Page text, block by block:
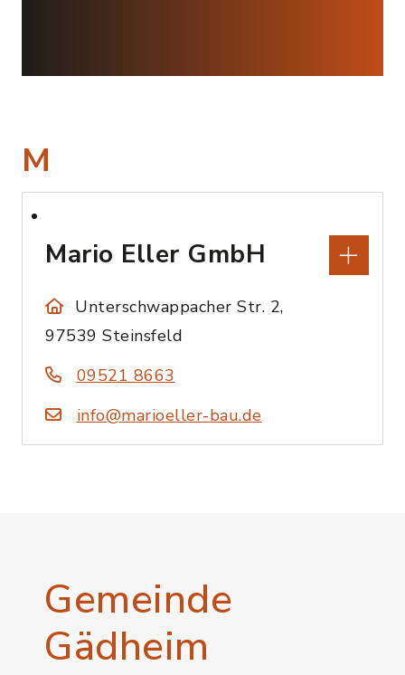
M
Mario Eller GmbH
Unterschwappacher Str. 2,
97539 Steinsfeld
09521 8663
info@marioeller-bau.de
Gemeinde
Gädheim